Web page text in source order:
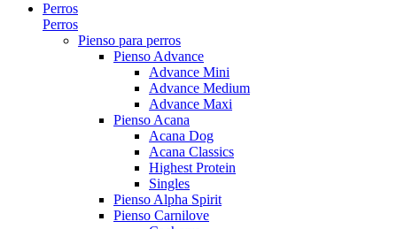
Perros
Perros
Pienso para perros
Pienso Advance
Advance Mini
Advance Medium
Advance Maxi
Pienso Acana
Acana Dog
Acana Classics
Highest Protein
Singles
Pienso Alpha Spirit
Pienso Carnilove